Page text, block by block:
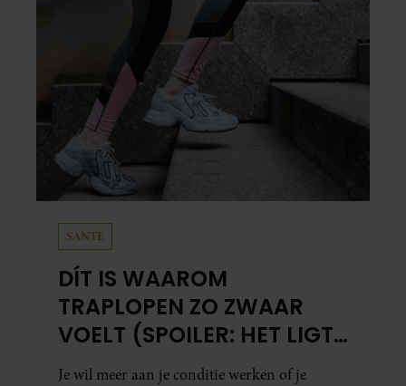
SANTE
DÍT IS WAAROM
TRAPLOPEN ZO ZWAAR
VOELT (SPOILER: HET LIGT
NIET AAN JE CONDITIE)
Je wil meer aan je conditie werken of je